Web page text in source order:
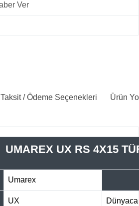
Ver
Taksit / Ödeme Seçenekleri Ürün
UMAREX UX RS 4X15
Umarex
UX